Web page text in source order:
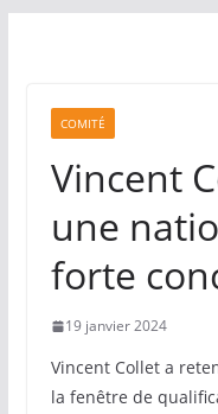
COMITÉ
Vincent
une
forte
19 janvier 2024
Vincent Collet a
la fenêtre de